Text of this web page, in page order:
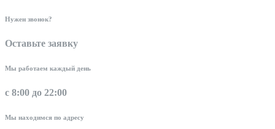
Нужен звонок?
Оставьте заявку
Мы работаем каждый день
с 8:00 до 22:00
Мы находимся по адресу